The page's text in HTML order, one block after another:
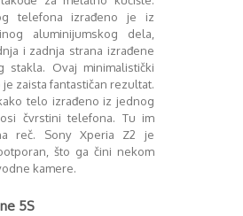
telefona izrađeno je iz
aluminijumskog dela,
i zadnja strana izrađene
stakla. Ovaj minimalistički
zaista fantastičan rezultat.
telo izrađeno iz jednog
čvrstini telefona. Tu im
reč. Sony Xperia Z2 je
što ga čini nekom
kamere.
5S